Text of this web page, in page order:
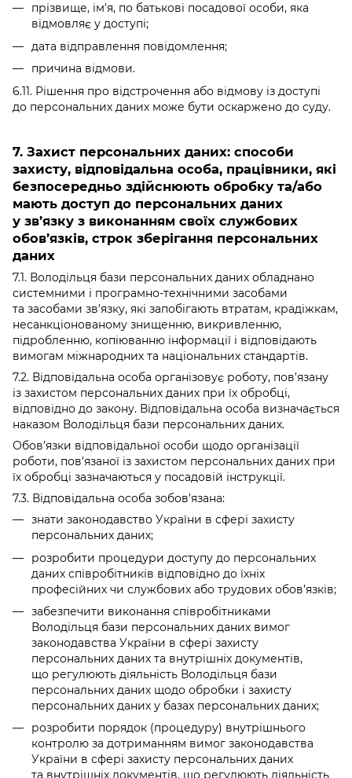
прізвище, ім'я, по батькові посадової особи, яка
відмовляє у доступі;
дата відправлення повідомлення;
причина відмови.
6.11. Рішення про відстрочення або відмову із доступі
до персональних даних може бути оскаржено до суду.
7. Захист персональних даних: способи
захисту, відповідальна особа, працівники, які
безпосередньо здійснюють обробку та/або
мають доступ до персональних даних
у зв’язку з виконанням своїх службових
обов’язків, строк зберігання персональних
даних
7.1. Володільця бази персональних даних обладнано
системними і програмно-технічними засобами
та засобами зв’язку, які запобігають втратам, крадіжкам,
несанкціонованому знищенню, викривленню,
підробленню, копіюванню інформації і відповідають
вимогам міжнародних та національних стандартів.
7.2. Відповідальна особа організовує роботу, пов’язану
із захистом персональних даних при їх обробці,
відповідно до закону. Відповідальна особа визначається
наказом Володільця бази персональних даних.
Обов’язки відповідальної особи щодо організації
роботи, пов’язаної із захистом персональних даних при
їх обробці зазначаються у посадовій інструкції.
7.3. Відповідальна особа зобов’язана:
знати законодавство України в сфері захисту
персональних даних;
розробити процедури доступу до персональних
даних співробітників відповідно до їхніх
професійних чи службових або трудових обов’язків;
забезпечити виконання співробітниками
Володільця бази персональних даних вимог
законодавства України в сфері захисту
персональних даних та внутрішніх документів,
що регулюють діяльність Володільця бази
персональних даних щодо обробки і захисту
персональних даних у базах персональних даних;
розробити порядок (процедуру) внутрішнього
контролю за дотриманням вимог законодавства
України в сфері захисту персональних даних